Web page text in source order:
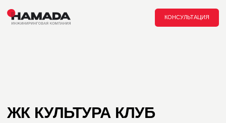
Проекты /
Главная /